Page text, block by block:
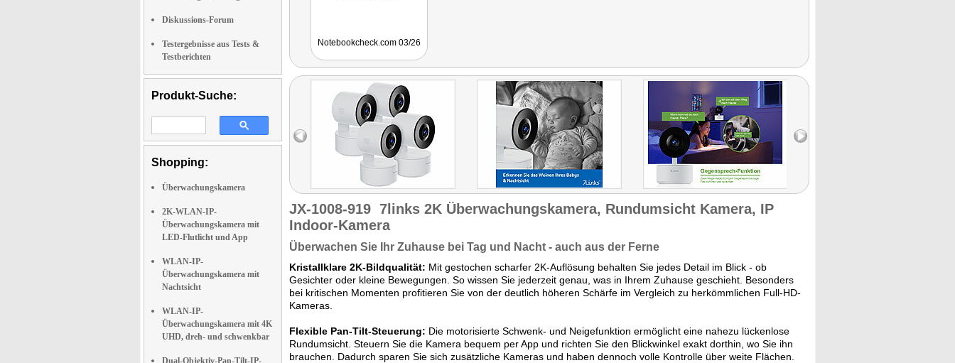
Diskussions-Forum
Testergebnisse aus Tests &
Testberichten
Produkt-Suche:
Shopping:
Überwachungskamera
2K-WLAN-IP-
Überwachungskamera mit
LED-Flutlicht und App
WLAN-IP-
Überwachungskamera mit
Nachtsicht
WLAN-IP-
Überwachungskamera mit 4K
UHD, dreh- und schwenkbar
Dual-Objektiv-Pan-Tilt-IP-
Notebookcheck.com 03/26
JX-1008-919 7links 2K Überwachungskamera, Rundumsicht Kamera, IP
Indoor-Kamera
Überwachen Sie Ihr Zuhause bei Tag und Nacht - auch aus der Ferne
Kristallklare 2K-Bildqualität: Mit gestochen scharfer 2K-Auflösung behalten Sie jedes Detail im Blick - ob
Gesichter oder kleine Bewegungen. So wissen Sie jederzeit genau, was in Ihrem Zuhause geschieht. Besonders
bei kritischen Momenten profitieren Sie von der deutlich höheren Schärfe im Vergleich zu herkömmlichen Full-HD-
Kameras.
Flexible Pan-Tilt-Steuerung: Die motorisierte Schwenk- und Neigefunktion ermöglicht eine nahezu lückenlose
Rundumsicht. Steuern Sie die Kamera bequem per App und richten Sie den Blickwinkel exakt dorthin, wo Sie ihn
brauchen. Dadurch sparen Sie sich zusätzliche Kameras und haben dennoch volle Kontrolle über weite Flächen.